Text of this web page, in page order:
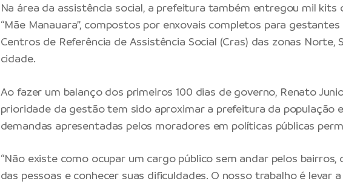
Na área da assistência social, a prefeitura também entregou mil kits
“Mãe Manauara”, compostos por enxovais completos para
Centros de Referência de Assistência Social (Cras) das zonas Norte,
cidade.
Ao fazer um balanço dos primeiros 100 dias de governo, Renato
prioridade da gestão tem sido aproximar a prefeitura da população
demandas apresentadas pelos moradores em políticas públicas
“Não existe como ocupar um cargo público sem andar pelos bairros,
das pessoas e conhecer suas dificuldades. O nosso trabalho é levar